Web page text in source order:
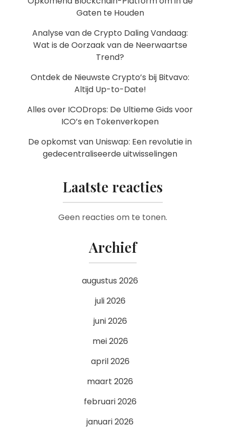
Gaten te Houden
Analyse van de Crypto Daling Vandaag:
Wat is de Oorzaak van de Neerwaartse
Trend?
Ontdek de Nieuwste Crypto’s bij Bitvavo:
Altijd Up-to-Date!
Alles over ICODrops: De Ultieme Gids voor
ICO’s en Tokenverkopen
De opkomst van Uniswap: Een revolutie in
gedecentraliseerde uitwisselingen
Laatste reacties
Geen reacties om te tonen.
Archief
augustus 2026
juli 2026
juni 2026
mei 2026
april 2026
maart 2026
februari 2026
januari 2026